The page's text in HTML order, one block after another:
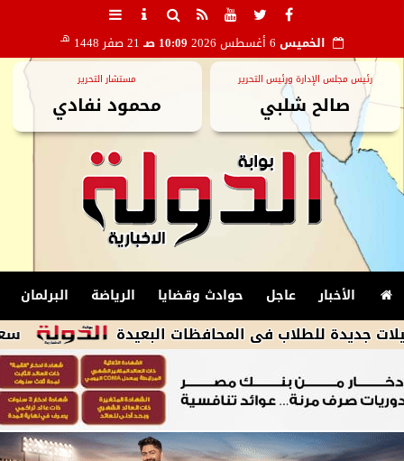
الخميس 10:09 صـ 21 صفر 1448 هـ
رئيس مجلس الإدارة ورئيس التحرير
صالح شلبي
مستشار التحرير
محمود نفادي
الأخبار عاجل حوادث وقضايا الرياضة البرلمان
سعر الذهب للطلاب فى المحافظات البعيدة